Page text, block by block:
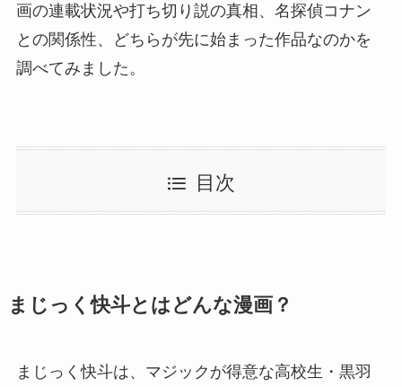
画の連載状況や打ち切り説の真相、名探偵コナン
との関係性、どちらが先に始まった作品なのかを
調べてみました。
目次
まじっく快斗とはどんな漫画？
まじっく快斗は、マジックが得意な高校生・黒羽